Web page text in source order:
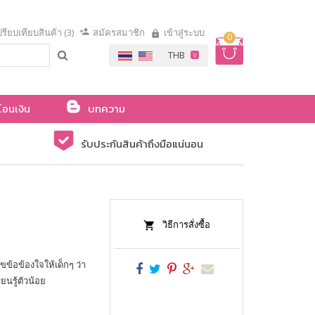
0
รียบเทียบสินค้า (3) สมัครสมาชิก เข้าสู่ระบบ
นเงิน
บทความ
รับประกันสินค้าถึงมือแน่นอน
อข้องใจให้เด็กๆ ว่า
นรู้ตัวน้อย
วิธีการสั่งซื้อ